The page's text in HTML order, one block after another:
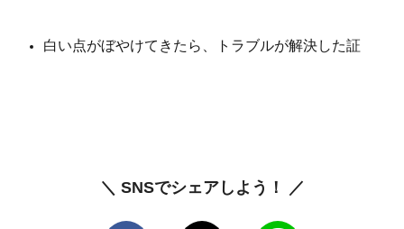
白い点がぼやけてきたら、トラブルが解決した証
＼ SNSでシェアしよう！ ／